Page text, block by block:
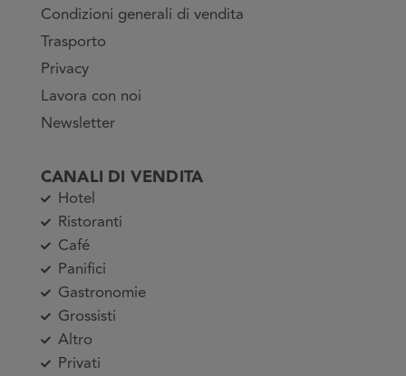
Condizioni generali di vendita
Trasporto
Privacy
Lavora con noi
Newsletter
CANALI DI VENDITA
Hotel
Ristoranti
Café
Panifici
Gastronomie
Grossisti
Altro
Privati